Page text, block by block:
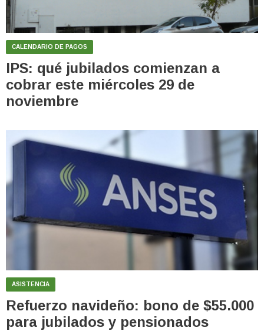
CALENDARIO DE PAGOS
IPS: qué jubilados comienzan a
cobrar este miércoles 29 de
noviembre
ASISTENCIA
Refuerzo navideño: bono de $55.000
para jubilados y pensionados